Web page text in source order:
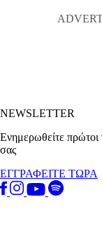
NEWSLETTER
Ενημερωθείτε πρώτοι
σας
ΕΓΓΡΑΦΕΙΤΕ ΤΩΡΑ